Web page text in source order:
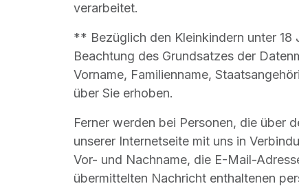
verarbeitet.
** Bezüglich den Kleinkindern unter 18
Beachtung des Grundsatzes der
Vorname, Familienname,
über Sie erhoben.
Ferner werden bei Personen, die über
unserer Internetseite mit uns in
Vor- und Nachname, die E-Mail-
übermittelten Nachricht enthaltenen